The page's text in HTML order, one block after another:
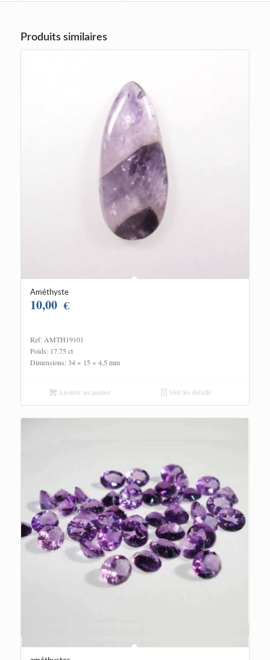
Produits similaires
Améthyste
10,00 €
Ref: AMTH19101
Poids: 17.75 ct
Dimensions: 34 × 15 × 4,5 mm
Ajouter au panier Voir les détails